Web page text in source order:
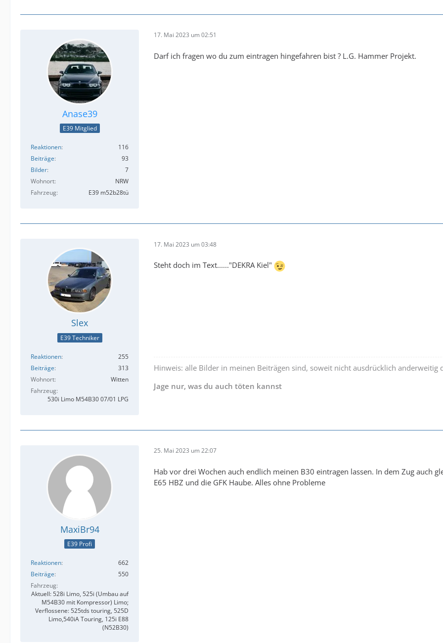
Anase39
E39 Mitglied
Reaktionen
116
Beiträge
93
Bilder
7
Wohnort
NRW
Fahrzeug
E39 m52b28tü
17. Mai 2023 um 02:51
Darf ich fragen wo du zum eintragen hingefahren bist ? L.G. Hammer Projekt.
Slex
E39 Techniker
Reaktionen
255
Beiträge
313
Wohnort
Witten
Fahrzeug
530i Limo M54B30 07/01 LPG
17. Mai 2023 um 03:48
Steht doch im Text......"DEKRA Kiel"
Hinweis: alle Bilder in meinen Beiträgen sind, soweit nicht ausdrücklich anderweitig
Jage nur, was du auch töten kannst
MaxiBr94
E39 Profi
Reaktionen
662
Beiträge
550
Fahrzeug
Aktuell: 528i Limo, 525i (Umbau auf
M54B30 mit Kompressor) Limo;
Verflossene: 525tds touring, 525D
Limo,540iA Touring, 125i E88
(N52B30)
25. Mai 2023 um 22:07
Hab vor drei Wochen auch endlich meinen B30 eintragen lassen. In dem Zug auch
E65 HBZ und die GFK Haube. Alles ohne Probleme